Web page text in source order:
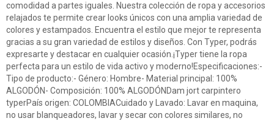
comodidad a partes iguales. Nuestra colección de ropa y accesorios
relajados te permite crear looks únicos con una amplia variedad de
colores y estampados. Encuentra el estilo que mejor te representa
gracias a su gran variedad de estilos y diseños. Con Typer, podrás
expresarte y destacar en cualquier ocasión.¡Typer tiene la ropa
perfecta para un estilo de vida activo y moderno!Especificaciones:-
Tipo de producto:- Género: Hombre- Material principal: 100%
ALGODÓN- Composición: 100% ALGODÓNDam jort carpintero
typerPaís origen: COLOMBIACuidado y Lavado: Lavar en maquina,
no usar blanqueadores, lavar y secar con colores similares, no